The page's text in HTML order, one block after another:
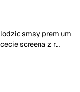
smsy premium
screena z r…